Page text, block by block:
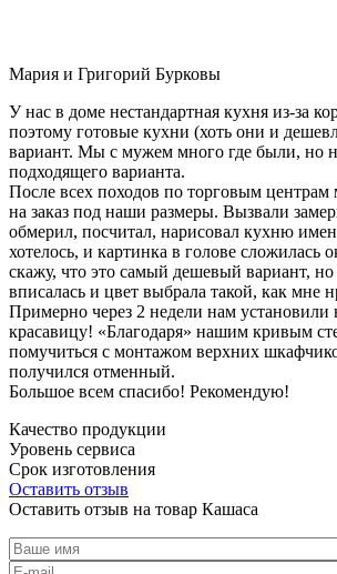
Мария и Григорий Бурковы
У нас в доме нестандартная кухня из-за
поэтому готовые кухни (хоть они и
вариант. Мы с мужем много где были, но
подходящего варианта.
После всех походов по торговым
на заказ под наши размеры. Вызвали
обмерил, посчитал, нарисовал кухню
хотелось, и картинка в голове сложилась
скажу, что это самый дешевый вариант,
вписалась и цвет выбрала такой, как мне
Примерно через 2 недели нам
красавицу! «Благодаря» нашим кривым
помучиться с монтажом верхних
получился отменный.
Большое всем спасибо! Рекомендую!
Качество продукции
Уровень сервиса
Срок изготовления
Оставить отзыв
Оставить отзыв на товар Кашаса